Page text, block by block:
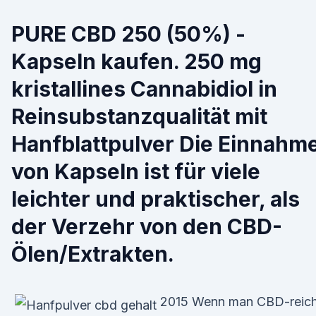
PURE CBD 250 (50%) -
Kapseln kaufen. 250 mg
kristallines Cannabidiol in
Reinsubstanzqualität mit
Hanfblattpulver Die
von Kapseln ist für viele
leichter und praktischer, als
der Verzehr von den CBD-
Ölen/Extrakten.
2015 Wenn man CBD-